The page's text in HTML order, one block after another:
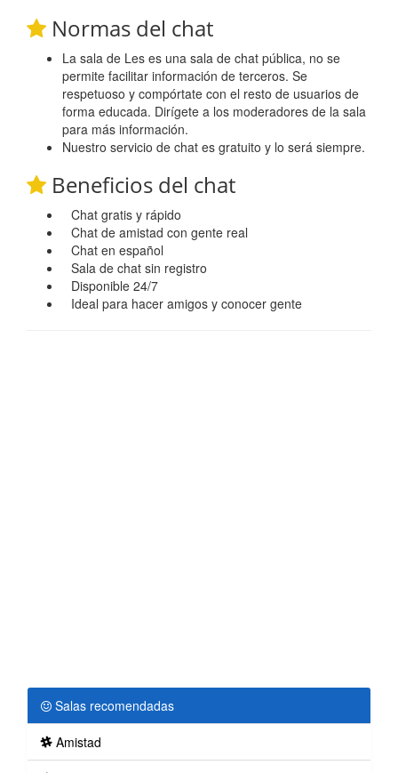
Normas del chat
La sala de Les es una sala de chat pública, no se
permite facilitar información de terceros. Se
respetuoso y compórtate con el resto de usuarios de
forma educada. Dirígete a los moderadores de la sala
para más información.
Nuestro servicio de chat es gratuito y lo será siempre.
Beneficios del chat
Chat gratis y rápido
Chat de amistad con gente real
Chat en español
Sala de chat sin registro
Disponible 24/7
Ideal para hacer amigos y conocer gente
Salas recomendadas
Amistad